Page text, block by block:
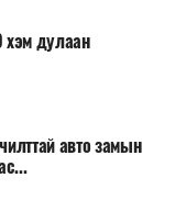
хэм дулаан
авто замын